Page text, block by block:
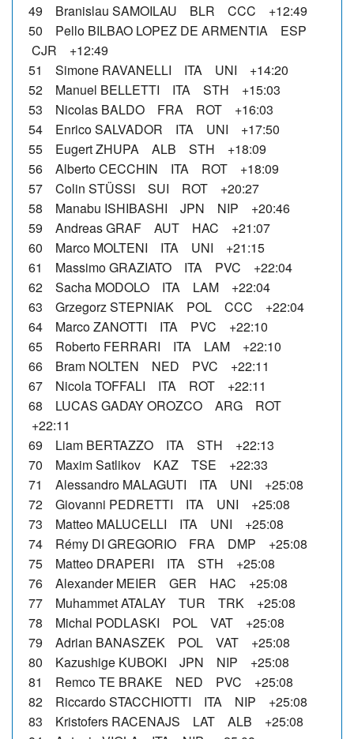
49 Branislau SAMOILAU BLR CCC +12:49
50 Pello BILBAO LOPEZ DE ARMENTIA ESP
CJR +12:49
51 Simone RAVANELLI ITA UNI +14:20
52 Manuel BELLETTI ITA STH +15:03
53 Nicolas BALDO FRA ROT +16:03
54 Enrico SALVADOR ITA UNI +17:50
55 Eugert ZHUPA ALB STH +18:09
56 Alberto CECCHIN ITA ROT +18:09
57 Colin STÜSSI SUI ROT +20:27
58 Manabu ISHIBASHI JPN NIP +20:46
59 Andreas GRAF AUT HAC +21:07
60 Marco MOLTENI ITA UNI +21:15
61 Massimo GRAZIATO ITA PVC +22:04
62 Sacha MODOLO ITA LAM +22:04
63 Grzegorz STEPNIAK POL CCC +22:04
64 Marco ZANOTTI ITA PVC +22:10
65 Roberto FERRARI ITA LAM +22:10
66 Bram NOLTEN NED PVC +22:11
67 Nicola TOFFALI ITA ROT +22:11
68 LUCAS GADAY OROZCO ARG ROT
+22:11
69 Liam BERTAZZO ITA STH +22:13
70 Maxim Satlikov KAZ TSE +22:33
71 Alessandro MALAGUTI ITA UNI +25:08
72 Giovanni PEDRETTI ITA UNI +25:08
73 Matteo MALUCELLI ITA UNI +25:08
74 Rémy DI GREGORIO FRA DMP +25:08
75 Matteo DRAPERI ITA STH +25:08
76 Alexander MEIER GER HAC +25:08
77 Muhammet ATALAY TUR TRK +25:08
78 Michal PODLASKI POL VAT +25:08
79 Adrian BANASZEK POL VAT +25:08
80 Kazushige KUBOKI JPN NIP +25:08
81 Remco TE BRAKE NED PVC +25:08
82 Riccardo STACCHIOTTI ITA NIP +25:08
83 Kristofers RACENAJS LAT ALB +25:08